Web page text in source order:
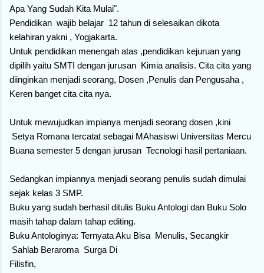
Apa Yang Sudah Kita Mulai".
Pendidikan wajib belajar 12 tahun di selesaikan dikota
kelahiran yakni , Yogjakarta.
Untuk pendidikan menengah atas ,pendidikan kejuruan yang
dipilih yaitu SMTI dengan jurusan Kimia analisis. Cita cita yang
diinginkan menjadi seorang, Dosen ,Penulis dan Pengusaha ,
Keren banget cita cita nya.
Untuk mewujudkan impianya menjadi seorang dosen ,kini
Setya Romana tercatat sebagai MAhasiswi Universitas Mercu
Buana semester 5 dengan jurusan Tecnologi hasil pertaniaan.
Sedangkan impiannya menjadi seorang penulis sudah dimulai
sejak kelas 3 SMP.
Buku yang sudah berhasil ditulis Buku Antologi dan Buku Solo
masih tahap dalam tahap editing.
Buku Antologinya: Ternyata Aku Bisa Menulis, Secangkir
Sahlab Beraroma Surga Di
Filisfin,